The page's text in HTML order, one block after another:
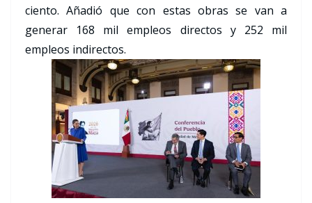
ciento. Añadió que con estas obras se van a
generar 168 mil empleos directos y 252 mil
empleos indirectos.